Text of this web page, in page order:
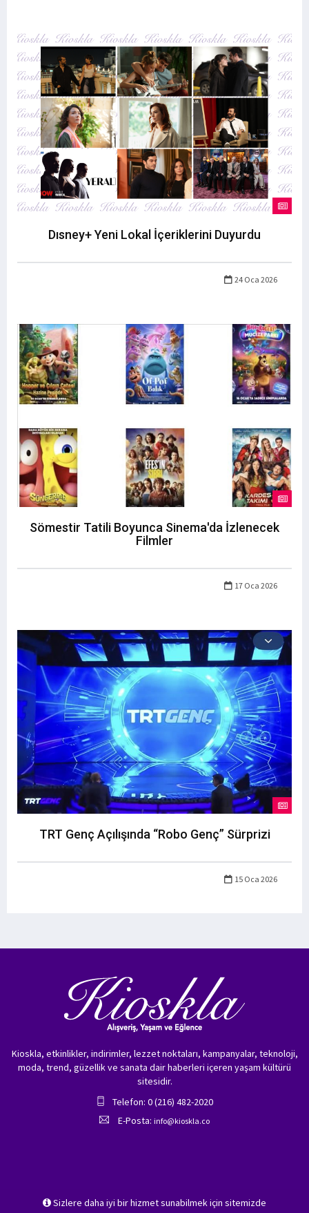
Dısney+ Yeni Lokal İçeriklerini Duyurdu
24 Oca 2026
Sömestir Tatili Boyunca Sinema'da İzlenecek
Filmler
17 Oca 2026
TRT Genç Açılışında “Robo Genç” Sürprizi
15 Oca 2026
Sizlere daha iyi bir hizmet sunabilmek için sitemizde
Kioskla, etkinlikler, indirimler, lezzet noktaları, kampanyalar, teknoloji,
moda, trend, güzellik ve sanata dair haberleri içeren yaşam kültürü
sitesidir.
Telefon: 0 (216) 482-2020
E-Posta: info@kioskla.co